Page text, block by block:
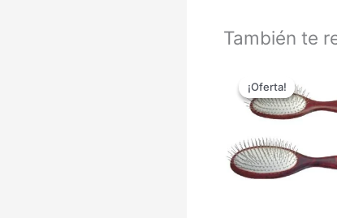
También te
¡Oferta!
¡Oferta!